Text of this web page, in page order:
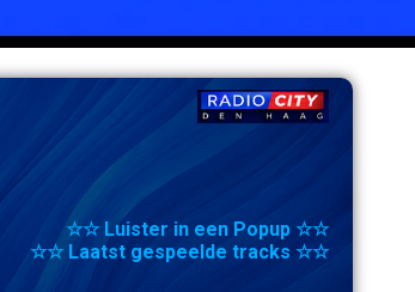
☆☆ Luister in een Popup ☆☆
☆☆ Laatst gespeelde tracks ☆☆